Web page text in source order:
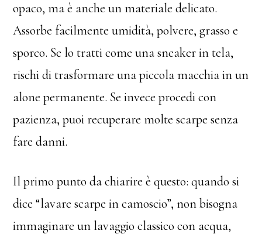
opaco, ma è anche un materiale delicato.
Assorbe facilmente umidità, polvere, grasso e
sporco. Se lo tratti come una sneaker in tela,
rischi di trasformare una piccola macchia in un
alone permanente. Se invece procedi con
pazienza, puoi recuperare molte scarpe senza
fare danni.
Il primo punto da chiarire è questo: quando si
dice “lavare scarpe in camoscio”, non bisogna
immaginare un lavaggio classico con acqua,